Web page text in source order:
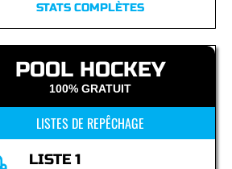
STATS COMPLÈTES
POOL HOCKEY
100% GRATUIT
LISTES DE REPÊCHAGE
LISTE 1